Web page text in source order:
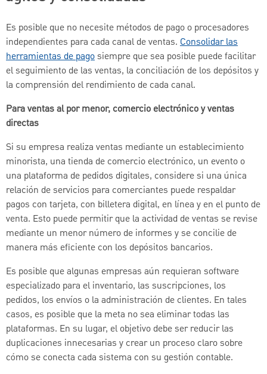
Es posible que no necesite métodos de pago o procesadores
independientes para cada canal de ventas. Consolidar las
herramientas de pagosiempre que sea posible puede facilitar
el seguimiento de las ventas, la conciliación de los depósitos y
la comprensión del rendimiento de cada canal.
Para ventas al por menor, comercio electrónico y ventas
directas
Si su empresa realiza ventas mediante un establecimiento
minorista, una tienda de comercio electrónico, un evento o
una plataforma de pedidos digitales, considere si una única
relación de servicios para comerciantes puede respaldar
pagos con tarjeta, con billetera digital, en línea y en el punto de
venta. Esto puede permitir que la actividad de ventas se revise
mediante un menor número de informes y se concilie de
manera más eficiente con los depósitos bancarios.
Es posible que algunas empresas aún requieran software
especializado para el inventario, las suscripciones, los
pedidos, los envíos o la administración de clientes. En tales
casos, es posible que la meta no sea eliminar todas las
plataformas. En su lugar, el objetivo debe ser reducir las
duplicaciones innecesarias y crear un proceso claro sobre
cómo se conecta cada sistema con su gestión contable.